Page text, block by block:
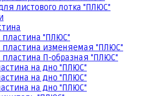
листового лотка "ПЛЮС"
"ПЛЮС"
изменяемая "ПЛЮС"
П-образная "ПЛЮС"
на дно "ПЛЮС"
на дно "ПЛЮС"
на дно "ПЛЮС"